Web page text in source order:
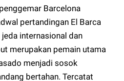
Barcelona
pertandingan El Barca
internasional dan
merupakan pemain utama
menjadi sosok
bertahan. Tercatat